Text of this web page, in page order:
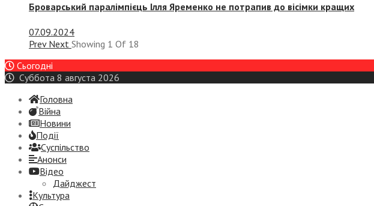
Броварський паралімпієць Ілля Яременко не потрапив до вісімки кращих
07.09.2024
Prev Next Showing 1 Of 18
Сьогодні
Суббота 8 августа 2026
Головна
Війна
Новини
Події
Суспiльство
Анонси
Відео
Дайджест
Культура